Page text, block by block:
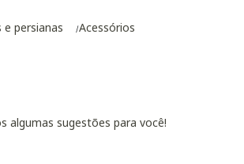
persianas Acessórios
algumas sugestões para você!